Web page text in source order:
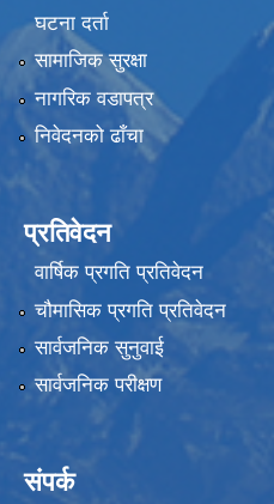
घटना दर्ता
सामाजिक सुरक्षा
नागरिक वडापत्र
निवेदनको ढाँचा
प्रतिवेदन
वार्षिक प्रगति प्रतिवेदन
चौमासिक प्रगति प्रतिवेदन
सार्वजनिक सुनुवाई
सार्वजनिक परीक्षण
संपर्क